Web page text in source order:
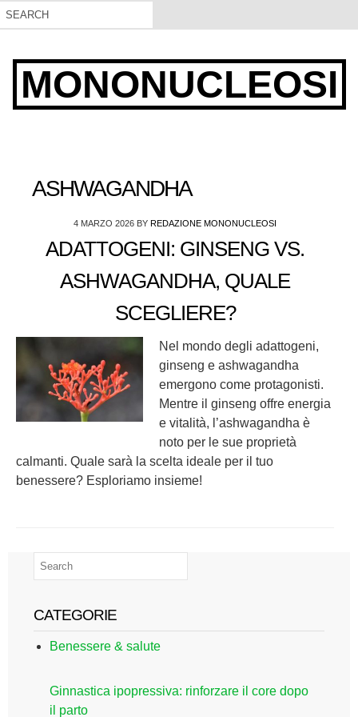
MONONUCLEOSI
ASHWAGANDHA
4 MARZO 2026 BY REDAZIONE MONONUCLEOSI
ADATTOGENI: GINSENG VS.
ASHWAGANDHA, QUALE
SCEGLIERE?
Nel mondo degli adattogeni,
ginseng e ashwagandha
emergono come protagonisti.
Mentre il ginseng offre energia
e vitalità, l’ashwagandha è
noto per le sue proprietà
calmanti. Quale sarà la scelta ideale per il tuo
benessere? Esploriamo insieme!
CATEGORIE
Benessere & salute
Ginnastica ipopressiva: rinforzare il core dopo
il parto